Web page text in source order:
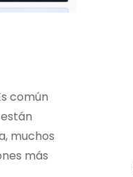
común
muchos
más